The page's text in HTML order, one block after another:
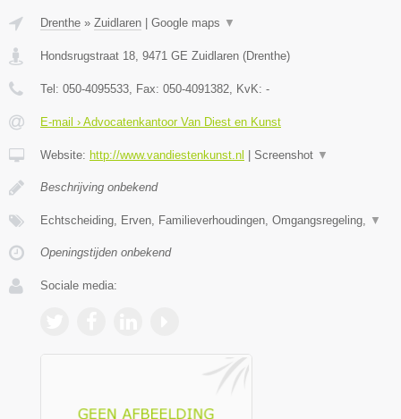
Drenthe » Zuidlaren | Google maps ▼
Hondsrugstraat 18 9471 GE Zuidlaren (Drenthe)
Tel: 050-4095533 , Fax: 050-4091382 , KvK: -
E-mail › Advocatenkantoor Van Diest en Kunst
Website: http://www.vandiestenkunst.nl | Screenshot ▼
Beschrijving onbekend
Echtscheiding, Erven, Familieverhoudingen, Omgangsregeling, ▼
Openingstijden onbekend
Sociale media: